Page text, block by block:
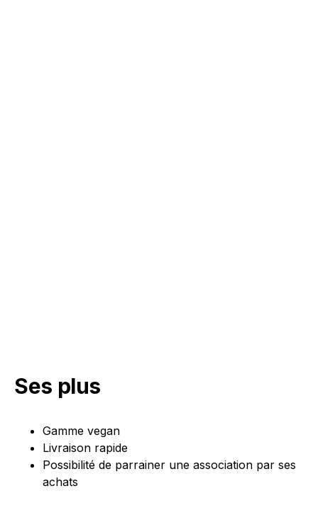
Ses plus
Gamme vegan
Livraison rapide
Possibilité de parrainer une association par ses
achats